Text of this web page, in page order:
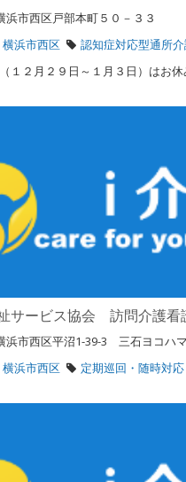
浜市西区戸部本町５０－３３
浜市西区
認知症対応型通所
１２月２９日～１月３日）はお休
サービス協会 訪問介護看
浜市西区平沼1-39-3 三石ヨコハ
浜市西区
定期巡回・随時対応